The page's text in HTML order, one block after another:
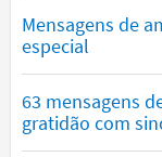
Mensagens de
especial
63 mensagens
gratidão com